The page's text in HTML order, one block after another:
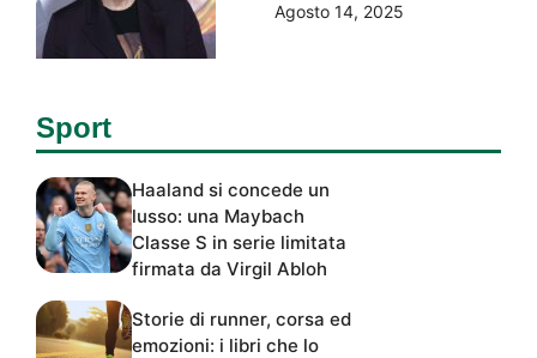
Agosto 14, 2025
Sport
Haaland si concede un
lusso: una Maybach
Classe S in serie limitata
firmata da Virgil Abloh
Storie di runner, corsa ed
emozioni: i libri che lo